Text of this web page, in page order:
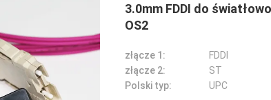
3.0mm FDDI do
OS2
złącze 1:
FDDI
złącze 2:
ST
Polski typ:
UPC